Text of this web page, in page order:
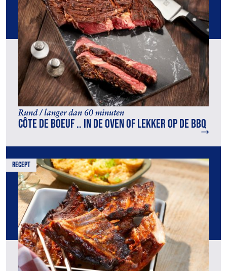
Rund / langer dan 60 minuten
Côte de boeuf .. in de oven of lekker op de BBQ
recept